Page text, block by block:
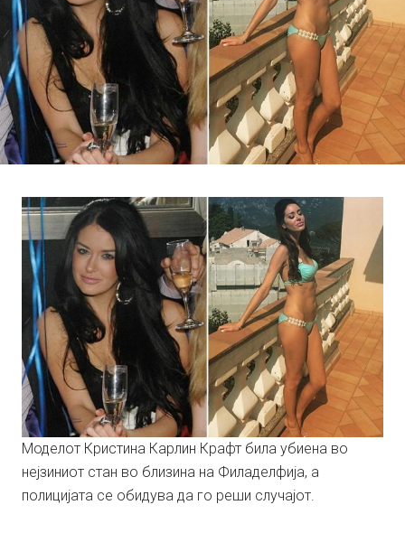
Моделот Кристина Карлин Крафт била убиена во
нејзиниот стан во близина на Филаделфија, а
полицијата се обидува да го реши случајот.